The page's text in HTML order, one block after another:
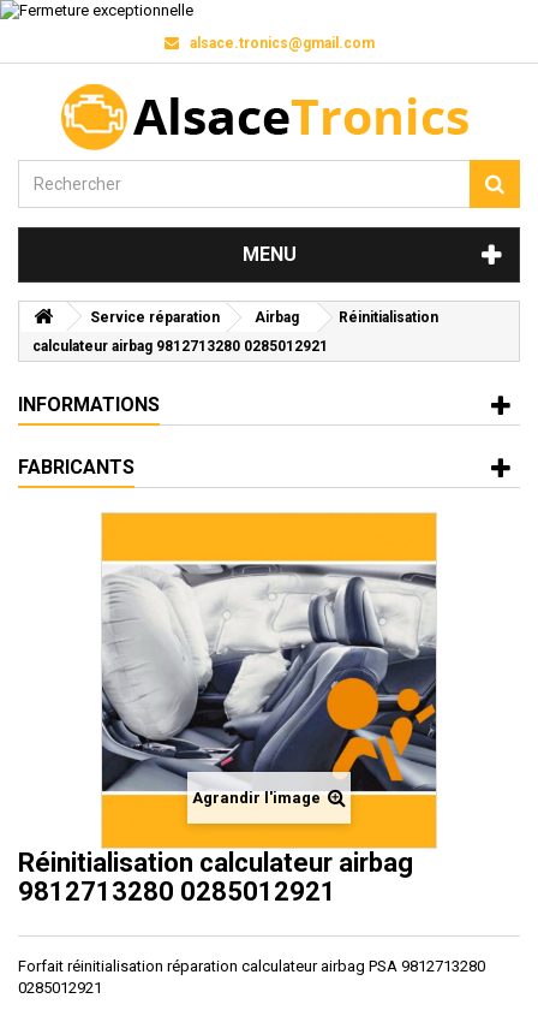
alsace.tronics@gmail.com
MENU
Service réparation Airbag
Réinitialisation
calculateur airbag 9812713280 0285012921
INFORMATIONS
FABRICANTS
Agrandir l'image
Réinitialisation calculateur airbag
9812713280 0285012921
Forfait réinitialisation réparation calculateur airbag PSA 9812713280
0285012921